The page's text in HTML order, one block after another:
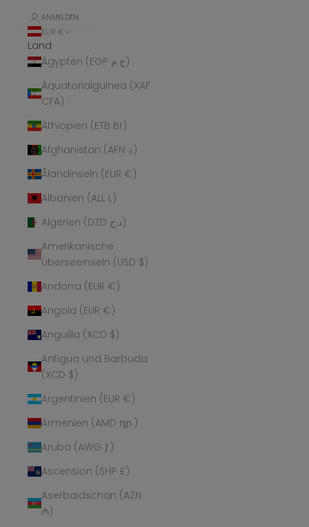
ANMELDEN
EUR €
Land
Ägypten (EGP ج.م)
Äquatorialguinea (XAF
CFA)
Äthiopien (ETB Br)
Afghanistan (AFN ؋)
Ålandinseln (EUR €)
Albanien (ALL L)
Algerien (DZD د.ج)
Amerikanische
Überseeinseln (USD $)
Andorra (EUR €)
Angola (EUR €)
Anguilla (XCD $)
Antigua und Barbuda
(XCD $)
Argentinien (EUR €)
Armenien (AMD դր.)
Aruba (AWG ƒ)
Ascension (SHP £)
Aserbaidschan (AZN
₼)